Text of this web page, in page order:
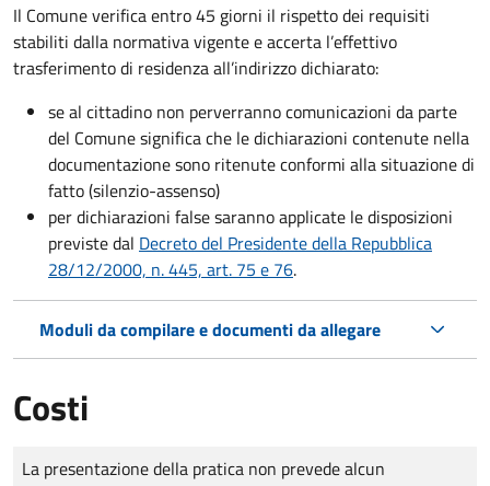
Il Comune verifica entro45 giorni il rispetto dei requisiti
stabiliti dalla normativa vigente e accerta l’effettivo
trasferimento di residenza all’indirizzo dichiarato:
se al cittadino non perverranno comunicazioni da parte
del Comune significa che le dichiarazioni contenute nella
documentazione sono ritenute conformi alla situazione di
fatto (silenzio-assenso)
per dichiarazioni false saranno applicate le disposizioni
previste dal Decreto del Presidente della Repubblica
28/12/2000, n. 445, art. 75 e 76.
Moduli da compilare e documenti da allegare
Costi
Tipo di pagamento
Importo
La presentazione della pratica non prevede alcun